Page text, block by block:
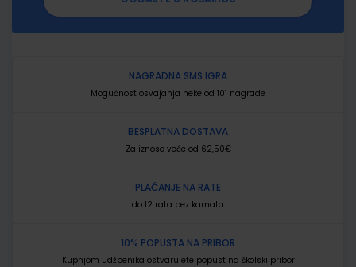
NAGRADNA SMS IGRA
Mogućnost osvajanja neke od 101 nagrade
BESPLATNA DOSTAVA
Za iznose veće od 62,50€
PLAĆANJE NA RATE
do 12 rata bez kamata
10% POPUSTA NA PRIBOR
Kupnjom udžbenika ostvarujete popust na školski pribor